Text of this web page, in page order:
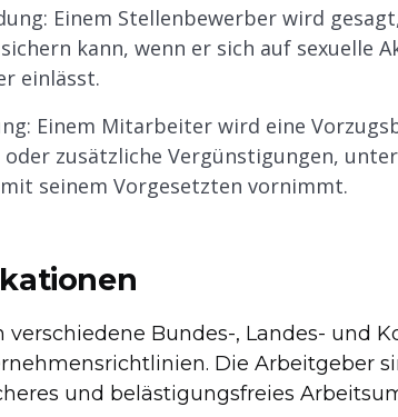
Einem Stellenbewerber wird
kann, wenn er sich auf sexuelle
einlässt.
Einem Mitarbeiter wird eine
zusätzliche Vergünstigungen,
seinem Vorgesetzten vornimmt.
verschiedene Bundes-, Landes- und
Die Arbeitgeber
und belästigungsfreies